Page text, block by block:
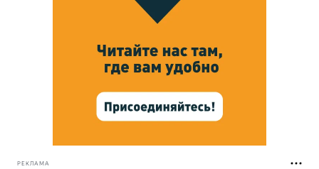
РЕКЛАМА